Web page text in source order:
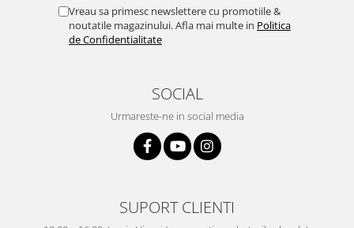
Vreau sa primesc newslettere cu promotiile &
noutatile magazinului. Afla mai multe in Politica
de Confidentialitate
SOCIAL
Urmareste-ne in social media
SUPORT CLIENTI